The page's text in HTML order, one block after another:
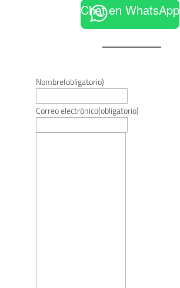
Chat en WhatsApp
Nombre(obligatorio)
Correo electrónico(obligatorio)